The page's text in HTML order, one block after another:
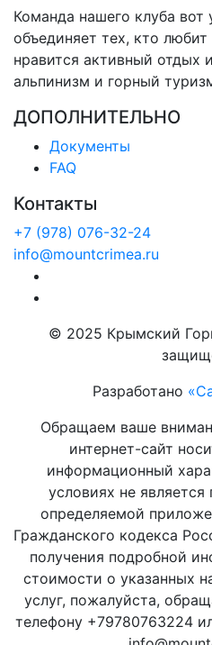
Команда нашего клуба вот
объединяет тех, кто
нравится активный отдых
альпинизм и горный
ДОПОЛНИТЕЛЬНО
Документы
FAQ
Контакты
+7 (978) 076-32-24
info@mountcrimea.ru
© 2025 Крымский
Разработано
Обращаем ваше
интернет-сайт
информационный
условиях не
определяемой
Гражданского кодекса
получения подробной
стоимости о указанных
услуг, пожалуйста,
телефону +79780763224